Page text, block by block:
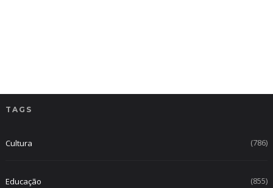
TAGS
Cultura (786)
Educação (855)